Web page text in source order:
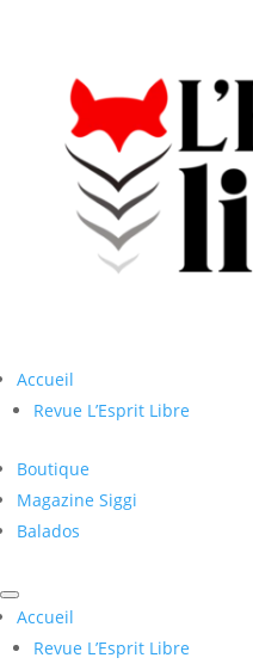
Accueil
Revue L’Esprit Libre
Boutique
Magazine Siggi
Balados
Accueil
Revue L’Esprit Libre